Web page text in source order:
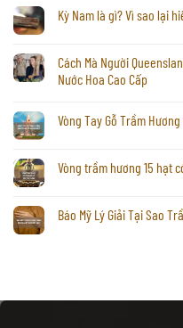
Kỳ Nam là gì? Vì sao lại
Cách Mà Người
Nước Hoa Cao Cấp
Vòng Tay Gỗ Trầm
Vòng trầm hương 15 hạt
Báo Mỹ Lý Giải Tại Sao